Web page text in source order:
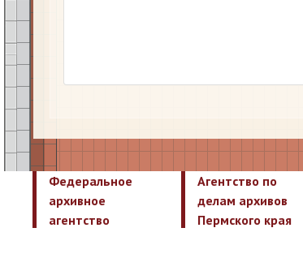
Федеральное
архивное
агентство
Агентство по
делам архивов
Пермского края